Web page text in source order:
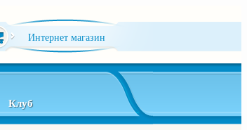
Интернет магазин
Клуб